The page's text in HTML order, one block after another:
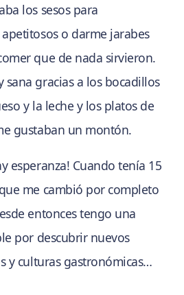
los sesos para
o darme jarabes
que de nada sirvieron.
sana gracias a los bocadillos
y la leche y los platos de
gustaban un montón.
esperanza! Cuando tenía 15
me cambió por completo
entonces tengo una
por descubrir nuevos
y culturas gastronómicas…